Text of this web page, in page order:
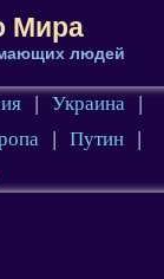
Мира
людей
| Украина
|
| Путин
|